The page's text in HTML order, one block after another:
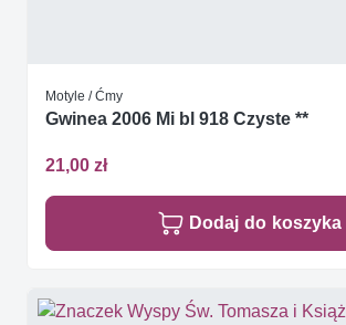
Motyle / Ćmy
Gwinea 2006 Mi bl 918 Czyste **
21,00 zł
Dodaj do koszyka